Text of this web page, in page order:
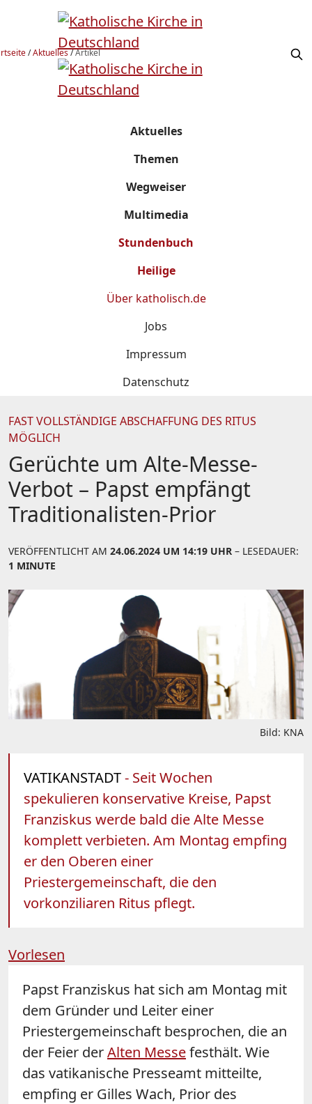
/Aktuelles/Artikel
Aktuelles
Themen
Wegweiser
Multimedia
Stundenbuch
Heilige
Über katholisch.de
Jobs
Impressum
Datenschutz
FAST VOLLSTÄNDIGE ABSCHAFFUNG DES RITUS
MÖGLICH
Gerüchte um Alte-Messe-
Verbot – Papst empfängt
Traditionalisten-Prior
VERÖFFENTLICHT AM 24.06.2024 UM 14:19 UHR – LESEDAUER:
1 MINUTE
Bild: KNA
VATIKANSTADT- Seit Wochen
spekulieren konservative Kreise, Papst
Franziskus werde bald die Alte Messe
komplett verbieten. Am Montag empfing
er den Oberen einer
Priestergemeinschaft, die den
vorkonziliaren Ritus pflegt.
Vorlesen
Papst Franziskus hat sich am Montag mit
dem Gründer und Leiter einer
Priestergemeinschaft besprochen, die an
der Feier derAlten Messefesthält. Wie
das vatikanische Presseamt mitteilte,
empfing er Gilles Wach, Prior des